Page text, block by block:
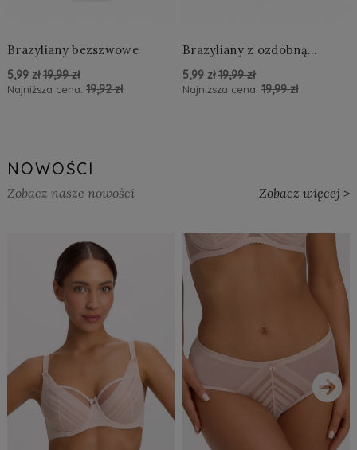
Brazyliany bezszwowe
5,99 zł 19,99 zł
Najniższa cena: 19,92 zł
Brazyliany z ozdobną
5,99 zł 19,99 zł
Najniższa cena: 19,99 zł
NOWOŚCI
Zobacz nasze nowości Zobacz więcej >
›